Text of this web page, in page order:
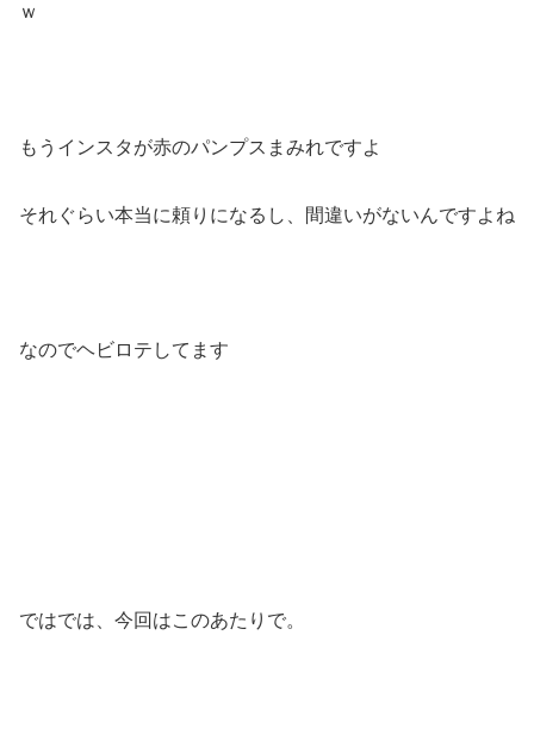
ｗ
もうインスタが赤のパンプスまみれですよ
それぐらい本当に頼りになるし、間違いがないんですよね
なのでヘビロテしてます
ではでは、今回はこのあたりで。